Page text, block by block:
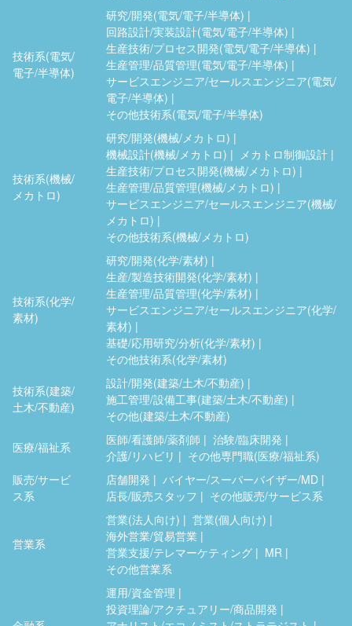
技術系(電気/
電子/半導体)
研究/開発(電気/電子/半導体)
回路設計/実装設計(電気/電子/半導体)
生産技術/プロセス開発(電気/電子/半導体)
生産管理/品質管理(電気/電子/半導体)
サービスエンジニア/セールスエンジニア(電気/
電子/半導体)
その他技術系(電気/電子/半導体)
技術系(機械/
メカトロ)
研究/開発(機械/メカトロ)
機械設計(機械/メカトロ)
メカトロ制御設計
生産技術/プロセス開発(機械/メカトロ)
生産管理/品質管理(機械/メカトロ)
サービスエンジニア/セールスエンジニア(機械/
メカトロ)
その他技術系(機械/メカトロ)
技術系(化学/
素材)
研究/開発(化学/素材)
生産/製造技術開発(化学/素材)
生産管理/品質管理(化学/素材)
サービスエンジニア/セールスエンジニア(化学/
素材)
基礎/応用研究/分析(化学/素材)
その他技術系(化学/素材)
技術系(建築/
土木/不動産)
設計/開発(建築/土木/不動産)
施工管理/設備工事(建築/土木/不動産)
その他(建築/土木/不動産)
医療/福祉系
医師/看護師/薬剤師
治験/臨床開発
介護/リハビリ
その他専門職(医療/福祉系)
販売/サービ
ス系
店舗開発
バイヤー/スーパーバイザー/MD
店長/販売スタッフ
その他販売/サービス系
営業系
営業(法人向け)
営業(個人向け)
海外営業/貿易営業
営業支援/テレマーケティング
MR
その他営業系
運用/資金管理
投資理論/アクチュアリー/商品開発